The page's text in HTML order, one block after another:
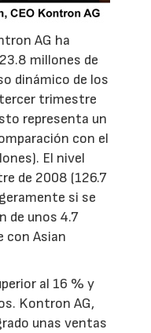
AG ha
millones de
dinámico de los
trimestre
representa un
con el
El nivel
de 2008 (126.7
si se
de unos 4.7
con Asian
al 16 % y
Kontron AG,
unas ventas